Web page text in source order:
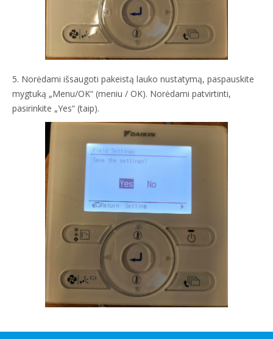
5. Norėdami išsaugoti pakeistą lauko nustatymą, paspauskite
mygtuką „Menu/OK“ (meniu / OK). Norėdami patvirtinti,
pasirinkite „Yes“ (taip).